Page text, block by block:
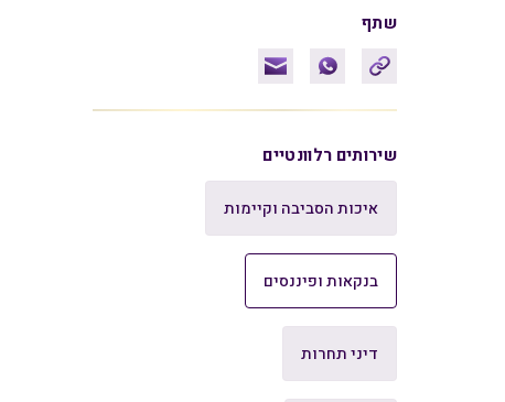
שתף
שירותים רלוונטיים
איכות הסביבה וקיימות
בנקאות ופיננסים
דיני תחרות